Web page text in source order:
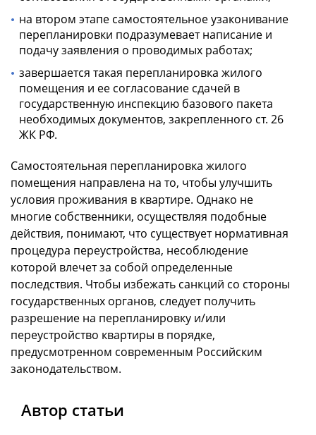
на втором этапе самостоятельное узаконивание
перепланировки подразумевает написание и
подачу заявления о проводимых работах;
завершается такая перепланировка жилого
помещения и ее согласование сдачей в
государственную инспекцию базового пакета
необходимых документов, закрепленного ст. 26
ЖК РФ.
Самостоятельная перепланировка жилого
помещения направлена на то, чтобы улучшить
условия проживания в квартире. Однако не
многие собственники, осуществляя подобные
действия, понимают, что существует нормативная
процедура переустройства, несоблюдение
которой влечет за собой определенные
последствия. Чтобы избежать санкций со стороны
государственных органов, следует получить
разрешение на перепланировку и/или
переустройство квартиры в порядке,
предусмотренном современным Российским
законодательством.
Автор статьи